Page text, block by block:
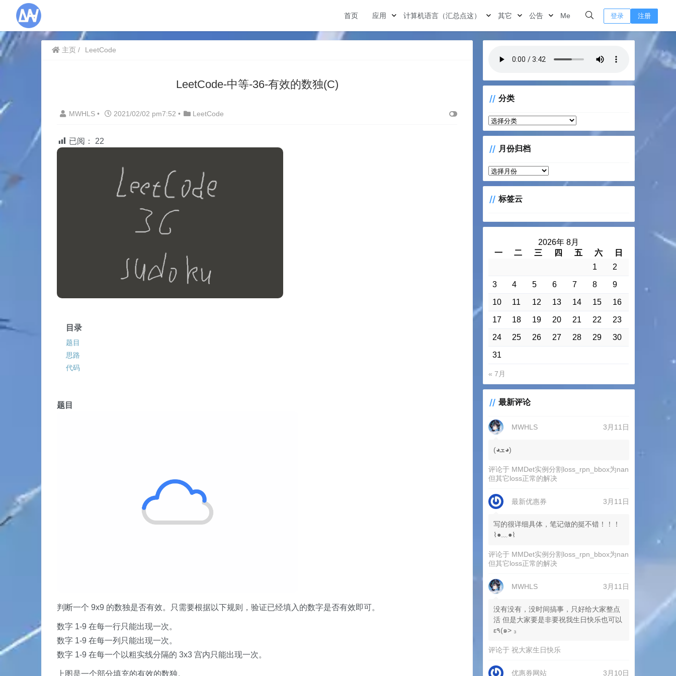
首页 应用 计算机语言（汇总点这） 其它 公告 Me 登录 注册
主页 LeetCode
LeetCode-中等-36-有效的数独(C)
MWHLS • 2021/02/02 pm7:52 • LeetCode
已阅： 22
目录
题目
思路
代码
题目
判断一个 9x9 的数独是否有效。只需要根据以下规则，验证已经填入的数字是否有效即可。
数字 1-9 在每一行只能出现一次。
数字 1-9 在每一列只能出现一次。
数字 1-9 在每一个以粗实线分隔的 3x3 宫内只能出现一次。
上图是一个部分填充的有效的数独。
分类
分
类
月份归档
月
份
档 标签云
2026年 8月
一
二 三 四 五 六
日
1
2
3 4 5 6 7 8 9
10 11 12 13 14 15 16
17 18 19 20 21 22 23
24 25 26 27 28 29 30
31
« 7月
最新评论
MWHLS 3月11日
(◕ܫ◕)
评论于 MMDet实例分割loss_rpn_bbox为nan
但其它loss正常的解决
最新优惠券 3月11日
写的很详细具体，笔记做的挺不错！！！
⌇●﹏●⌇
评论于 MMDet实例分割loss_rpn_bbox为nan
但其它loss正常的解决
MWHLS 3月11日
没有没有，没时间搞事，只好给大家整点
活 但是大家要是非要祝我生日快乐也可以
ε٩(๑> ₃
评论于祝大家生日快乐
优惠券网站 3月10日